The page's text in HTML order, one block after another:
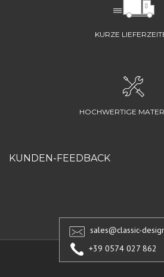
KURZE
HOCHWERTIGE
KUNDEN-FEEDBACK
sales@classic-
+39 0574 027 862